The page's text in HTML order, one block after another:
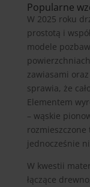
Popularne
W 2025 roku
prostotą i
modele
zawiasami
sprawia, że
Elementem
– wąskie
rozmieszczone
jednocześnie
W kwestii
łączące